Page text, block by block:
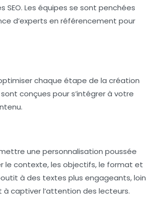
SEO. Les équipes se sont penchées
d’experts en référencement pour
chaque étape de la création
conçues pour s’intégrer à votre
une personnalisation poussée
le contexte, les objectifs, le format et
à des textes plus engageants, loin
à captiver l’attention des lecteurs.